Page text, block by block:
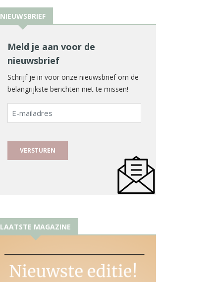
NIEUWSBRIEF
Meld je aan voor de
nieuwsbrief
Schrijf je in voor onze nieuwsbrief om de
belangrijkste berichten niet te missen!
E-
mailadres
LAATSTE MAGAZINE